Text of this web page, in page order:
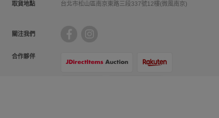
取貨地點 台北市松山區南京東路三段337號12樓(微風南京)
關注我們
合作夥伴